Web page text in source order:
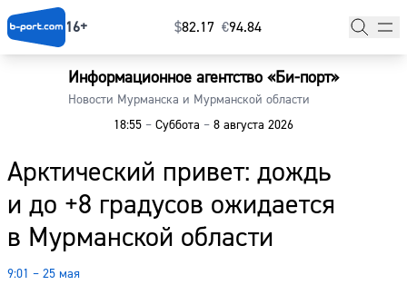
16+ $⁠82.17 €⁠94.84
Информационное агентство «Би-порт»
Новости Мурманска и Мурманской области
18:55 – Суббота – 8 августа 2026
Арктический привет: дождь
и до +8 градусов ожидается
в Мурманской области
9:01 – 25 мая
Главная
Наши гости
Фоторепортажи
Погода